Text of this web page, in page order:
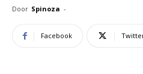
Door Spinoza -
Facebook